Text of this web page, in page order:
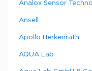
Analox Sensor
Ansell
Apollo Herkenrath
AQUA Lab